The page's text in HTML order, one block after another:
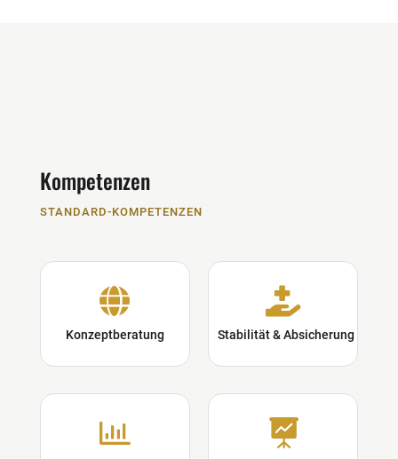
Kompetenzen
STANDARD-KOMPETENZEN

Konzeptberatung

Stabilität & Absicherung
 